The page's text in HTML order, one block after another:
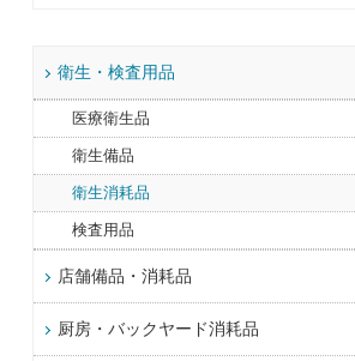
衛生・検査用品
医療衛生品
衛生備品
衛生消耗品
検査用品
店舗備品・消耗品
厨房・バックヤード消耗品